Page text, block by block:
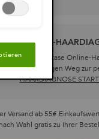
ONLINE-
Das Kérastase Online-
den richtigen Weg zur
HAARDIAGNOSE
Versand ab 55€
Wahl gratis zu Ihrer